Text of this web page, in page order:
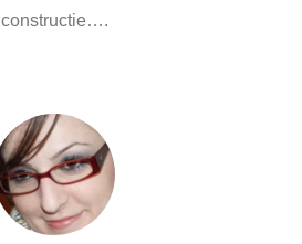
constructie….